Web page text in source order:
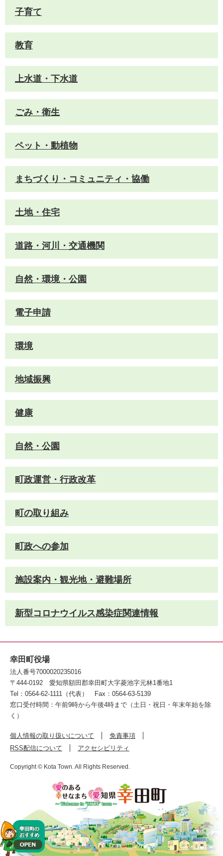
子育て
教育
上水道・下水道
ごみ・衛生
ペット・動植物
まちづくり・コミュニティ・協働
土地・住宅
道路・河川・交通機関
自然・環境・公園
電子申請
環境
地域振興
健康
自然・公園
町政運営・行政改革
町の取り組み
町政への参加
施設案内・観光地・避難場所
新型コロナウイルス感染症関連情報
幸田町役場
法人番号7000020235016
〒444-0192
愛知県額田郡幸田町大字菱池字元林1番地1
Tel：0564-62-1111（代表）
Fax：0564-63-5139
窓口受付時間：午前9時から午後4時まで（土日・祝日・年末年始を除
く）
個人情報の取り扱いについて
免責事項
RSS配信について
アクセシビリティ
Copyright © Kota Town. All Rights Reserved.